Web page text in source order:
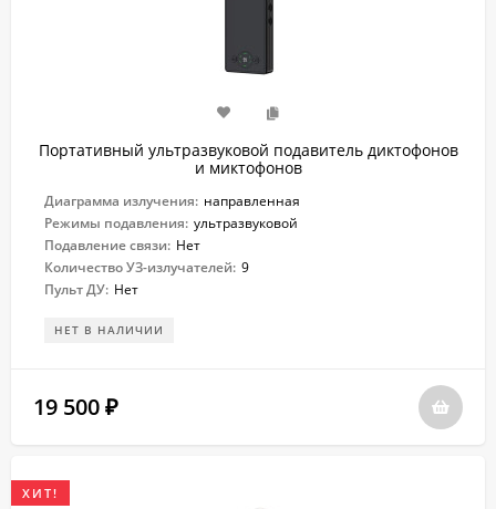
Портативный ультразвуковой подавитель диктофонов
и миктофонов
Диаграмма излучения: направленная
Режимы подавления: ультразвуковой
Подавление связи: Нет
Количество УЗ-излучателей: 9
Пульт ДУ: Нет
НЕТ В НАЛИЧИИ
19 500 ₽
ХИТ!